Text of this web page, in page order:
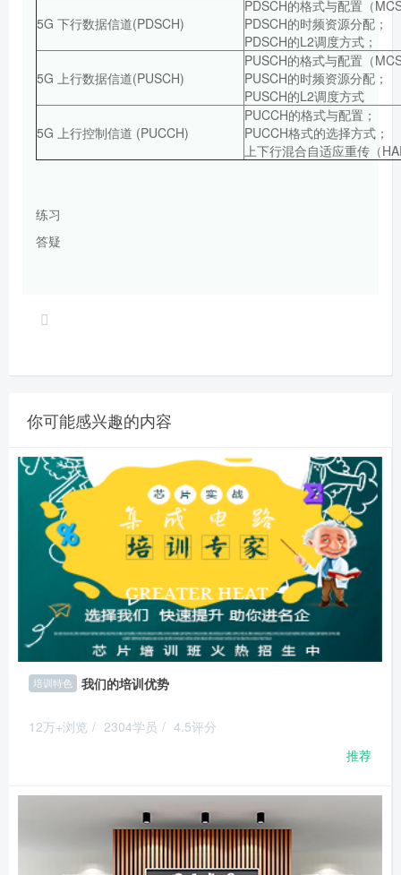
5G 下行数据信道(PDSCH)
PDSCH的格式与配置（
PDSCH的时频资源分配；
PDSCH的L2调度方式；
5G 上行数据信道(PUSCH)
PUSCH的格式与配置（
PUSCH的时频资源分配；
PUSCH的L2调度方式
5G 上行控制信道 (PUCCH)
PUCCH的格式与配置；
PUCCH格式的选择方式；
上下行混合自适应重传（
练习
答疑
你可能感兴趣的内容
培训特色 我们的培训优势
12万+浏览 / 2304学员 / 4.5评分
推荐